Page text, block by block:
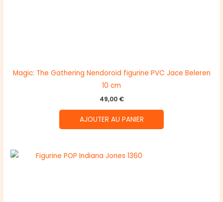
Magic: The Gathering Nendoroid figurine PVC Jace Beleren
10 cm
49,00 €
AJOUTER AU PANIER